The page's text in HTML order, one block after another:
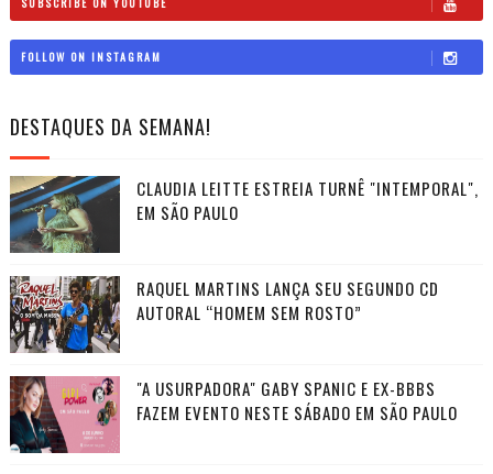
FOLLOW ON INSTAGRAM
DESTAQUES DA SEMANA!
CLAUDIA LEITTE ESTREIA TURNÊ "INTEMPORAL",
EM SÃO PAULO
RAQUEL MARTINS LANÇA SEU SEGUNDO CD
AUTORAL “HOMEM SEM ROSTO”
"A USURPADORA" GABY SPANIC E EX-BBBS
FAZEM EVENTO NESTE SÁBADO EM SÃO PAULO